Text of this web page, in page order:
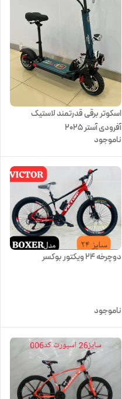
اسکوتر برقی قدرتمند لاستیک
آفرودی آستر 2025
ناموجود
دوچرخه 24 ویکتور بوکسر
ناموجود